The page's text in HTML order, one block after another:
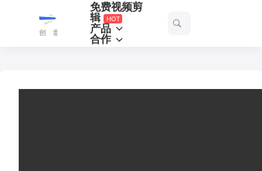
一
起
免费视频剪
辑
产品
合作